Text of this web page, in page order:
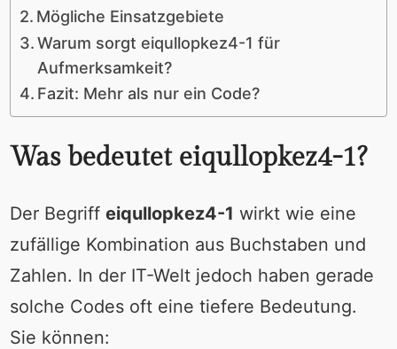
Mögliche Einsatzgebiete
Warum sorgt eiqullopkez4-1 für
Aufmerksamkeit?
Fazit: Mehr als nur ein Code?
Was bedeutet eiqullopkez4-1?
Der Begriff eiqullopkez4-1 wirkt wie eine
zufällige Kombination aus Buchstaben und
Zahlen. In der IT-Welt jedoch haben gerade
solche Codes oft eine tiefere Bedeutung.
Sie können: